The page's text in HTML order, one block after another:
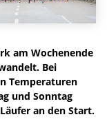
am Wochenende
Bei
Temperaturen
und Sonntag
an den Start.